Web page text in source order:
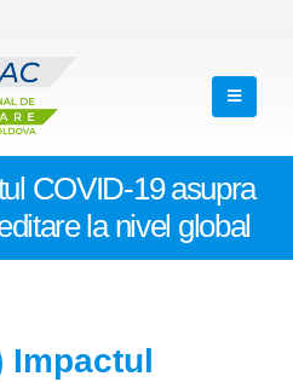
COVID-19 asupra
la nivel global
Impactul